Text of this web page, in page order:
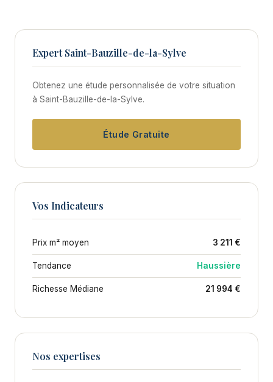
Expert Saint-Bauzille-de-la-Sylve
Obtenez une étude personnalisée de votre situation
à Saint-Bauzille-de-la-Sylve.
Étude Gratuite
Vos Indicateurs
Prix m² moyen 3 211 €
Tendance Haussière
Richesse Médiane 21 994 €
Nos expertises